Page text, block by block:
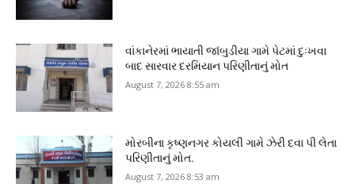
વાંકાનેરમાં ભાયાતી જાંબુડીયા ગામે પેટમાં દુઃખવા
બાદ સારવાર દરમિયાન પરિણીતાનું મોત
August 7, 2026 8:55 am
મોરબીના કૃષ્ણનગર કોયલી ગામે ઝેરી દવા પી લેતા
પરિણીતાનું મોત.
August 7, 2026 8:53 am